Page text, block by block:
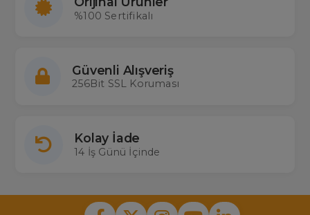
%100 Sertifikalı
Güvenli Alışveriş
256Bit SSL Koruması
Kolay İade
14 İş Günü İçinde